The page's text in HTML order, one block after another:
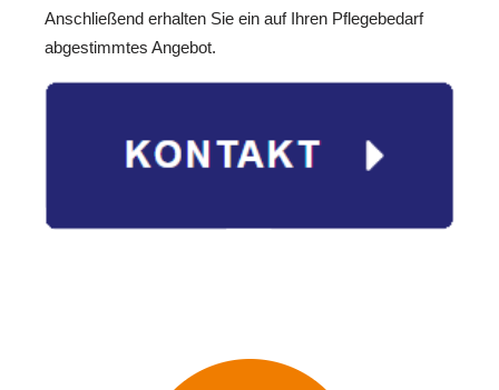
Anschließend erhalten Sie ein auf Ihren Pflegebedarf
abgestimmtes Angebot.